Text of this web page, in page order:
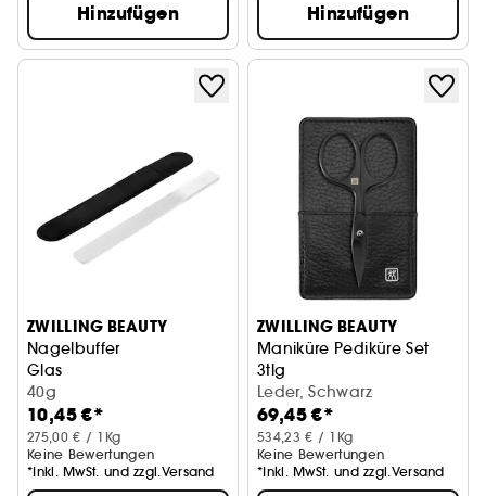
Hinzufügen Hinzufügen
ZWILLING BEAUTY
Nagelbuffer
Glas
40g
10,45 €*
275,00 € / 1Kg
Keine Bewertungen
*Inkl. MwSt. und zzgl.Versand
ZWILLING BEAUTY
Maniküre Pediküre Set
3tlg
mit Nagelschere
Leder, Schwarz
69,45 €*
534,23 € / 1Kg
Keine Bewertungen
*Inkl. MwSt. und zzgl.Versand